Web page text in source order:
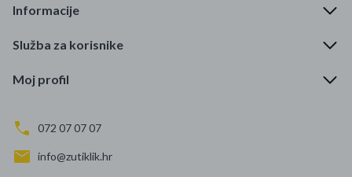
Informacije
Služba za korisnike
Moj profil
072 07 07 07
info@zutiklik.hr